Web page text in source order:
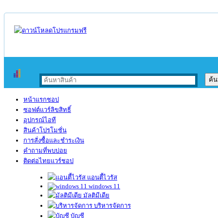
หน้าแรกชอป
ซอฟต์แวร์ลิขสิทธิ์
อุปกรณ์ไอที
สินค้าโปรโมชั่น
การสั่งซื้อและชำระเงิน
คำถามที่พบบ่อย
ติดต่อไทยแวร์ชอป
แอนตี้ไวรัส
windows 11
มัลติมีเดีย
บริหารจัดการ
บัญชี